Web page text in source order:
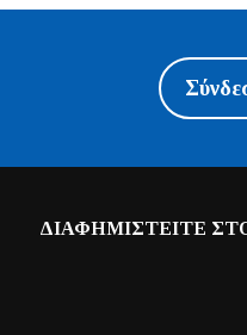
ΔΙΑΦΗΜΙΣΤΕΙΤΕ